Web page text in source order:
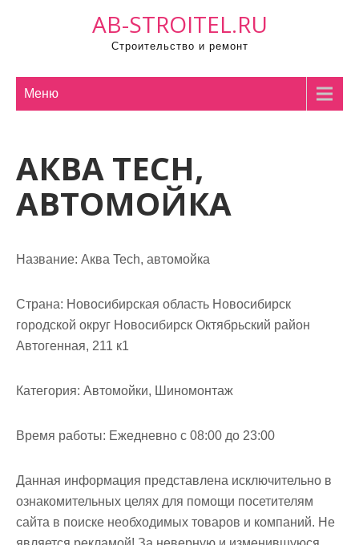
AB-STROITEL.RU
Строительство и ремонт
Меню
АКВА TECH,
АВТОМОЙКА
Название: Аква Tech, автомойка
Страна: Новосибирская область Новосибирск
городской округ Новосибирск Октябрьский район
Автогенная, 211 к1
Категория: Автомойки, Шиномонтаж
Время работы: Ежедневно с 08:00 до 23:00
Данная информация представлена исключительно в
ознакомительных целях для помощи посетителям
сайта в поиске необходимых товаров и компаний. Не